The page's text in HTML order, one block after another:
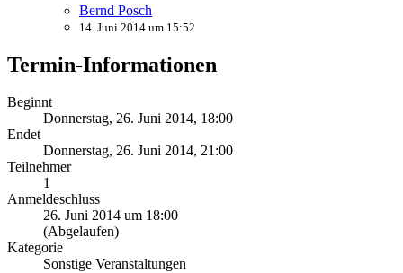
Bernd Posch
14. Juni 2014 um 15:52
Termin-Informationen
Beginnt
Donnerstag, 26. Juni 2014, 18:00
Endet
Donnerstag, 26. Juni 2014, 21:00
Teilnehmer
1
Anmeldeschluss
26. Juni 2014 um 18:00
(Abgelaufen)
Kategorie
Sonstige Veranstaltungen